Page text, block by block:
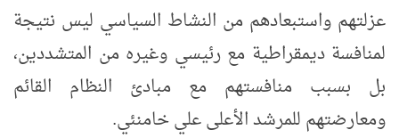
عزلتهم واستبعادهم من النشاط السياسي ليس نتيجة
لمنافسة ديمقراطية مع رئيسي وغيره من المتشددين،
بل بسبب منافستهم مع مبادئ النظام القائم
ومعارضتهم للمرشد الأعلى علي خامنئي.